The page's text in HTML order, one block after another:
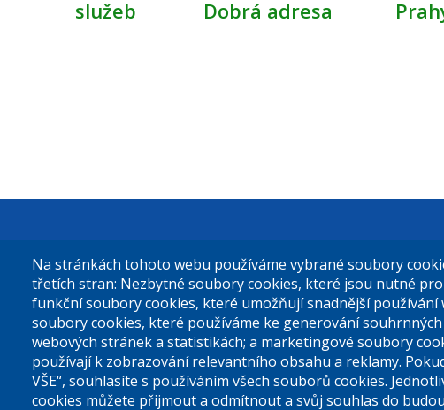
služeb
Dobrá adresa
Městská část
Sokolovská 14/324
180 49 Praha 9
Tel. ústředna:283
Na stránkách tohoto webu používáme vybrané soubory
třetích stran: Nezbytné soubory cookies, které jsou nutné
funkční soubory cookies, které umožňují snadnější používání
soubory cookies, které používáme ke generování
webových stránek a statistikách; a marketingové soubory
používají k zobrazování relevantního obsahu a reklamy.
VŠE“, souhlasíte s používáním všech souborů cookies.
cookies můžete přijmout a odmítnout a svůj souhlas do